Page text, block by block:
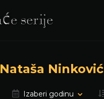
Nataša Ninković
Izaberi godinu